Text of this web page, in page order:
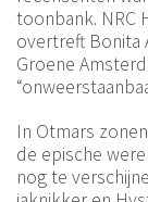
toonbank. NRC
overtreft Bonita
Groene
In Otmars
de epische
nog te